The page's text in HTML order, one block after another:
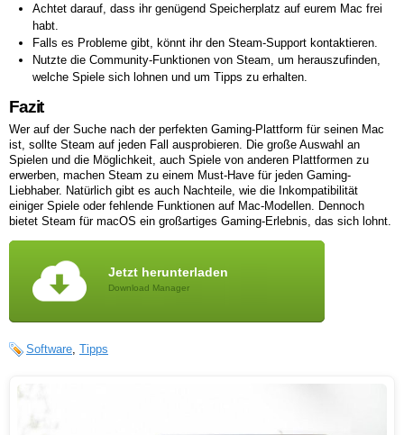
Achtet darauf, dass ihr genügend Speicherplatz auf eurem Mac frei
habt.
Falls es Probleme gibt, könnt ihr den Steam-Support kontaktieren.
Nutzte die Community-Funktionen von Steam, um herauszufinden,
welche Spiele sich lohnen und um Tipps zu erhalten.
Fazit
Wer auf der Suche nach der perfekten Gaming-Plattform für seinen Mac
ist, sollte Steam auf jeden Fall ausprobieren. Die große Auswahl an
Spielen und die Möglichkeit, auch Spiele von anderen Plattformen zu
erwerben, machen Steam zu einem Must-Have für jeden Gaming-
Liebhaber. Natürlich gibt es auch Nachteile, wie die Inkompatibilität
einiger Spiele oder fehlende Funktionen auf Mac-Modellen. Dennoch
bietet Steam für macOS ein großartiges Gaming-Erlebnis, das sich lohnt.
Jetzt herunterladen
Download Manager
Software Tipps